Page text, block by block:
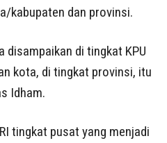
kabupaten dan provinsi.
disampaikan di tingkat KPU
kota, di tingkat provinsi, itu
Idham.
tingkat pusat yang menjadi